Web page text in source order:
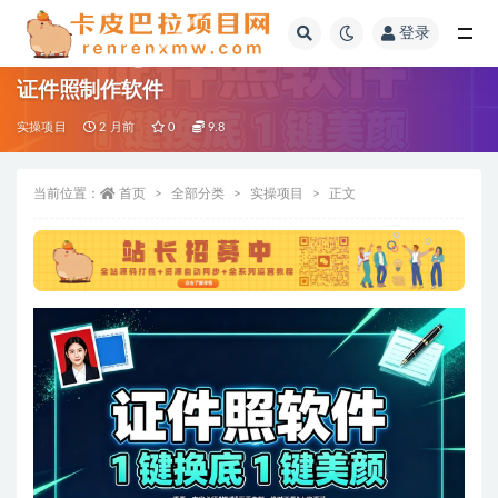
登录
证件照制作软件
实操项目 2 月前 0 9.8
当前位置： 首页 全部分类 实操项目 正文
全部